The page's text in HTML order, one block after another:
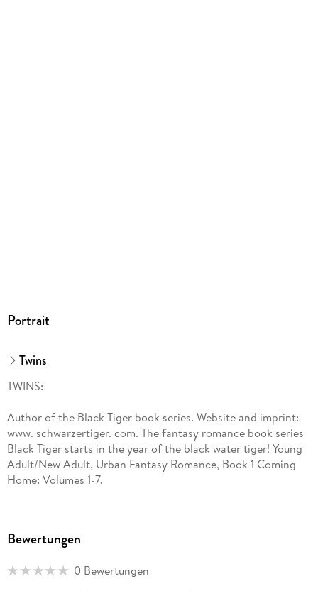
Portrait
Twins
TWINS:
Author of the Black Tiger book series. Website and imprint:
www. schwarzertiger. com. The fantasy romance book series
Black Tiger starts in the year of the black water tiger! Young
Adult/New Adult, Urban Fantasy Romance, Book 1 Coming
Home: Volumes 1-7.
Bewertungen
0 Bewertungen